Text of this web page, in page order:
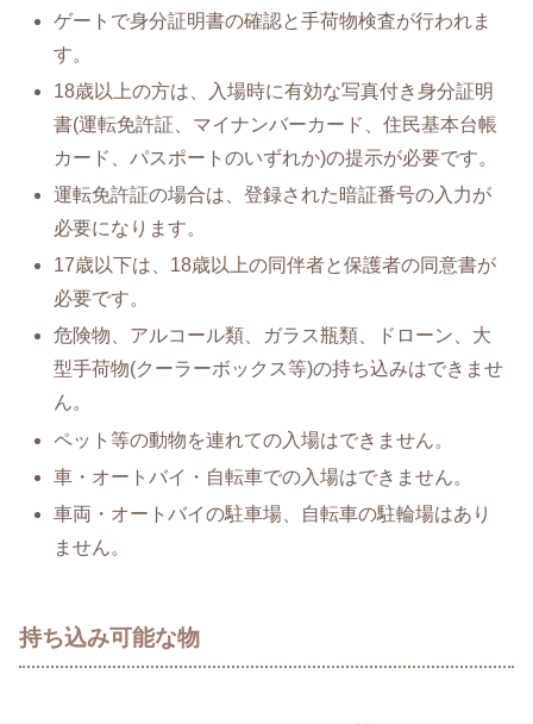
ゲートで身分証明書の確認と手荷物検査が行われま
す。
18歳以上の方は、入場時に有効な写真付き身分証明
書(運転免許証、マイナンバーカード、住民基本台帳
カード、パスポートのいずれか)の提示が必要です。
運転免許証の場合は、登録された暗証番号の入力が
必要になります。
17歳以下は、18歳以上の同伴者と保護者の同意書が
必要です。
危険物、アルコール類、ガラス瓶類、ドローン、大
型手荷物(クーラーボックス等)の持ち込みはできませ
ん。
ペット等の動物を連れての入場はできません。
車・オートバイ・自転車での入場はできません。
車両・オートバイの駐車場、自転車の駐輪場はあり
ません。
持ち込み可能な物